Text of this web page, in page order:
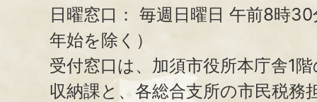
日曜窓口： 毎週日曜日 午前8時
年始を除く）
受付窓口は、加須市役所本庁舎1
収納課と、 各総合支所の市民税務